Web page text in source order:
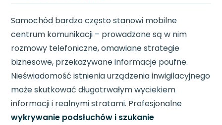
Samochód bardzo często stanowi mobilne
centrum komunikacji – prowadzone są w nim
rozmowy telefoniczne, omawiane strategie
biznesowe, przekazywane informacje poufne.
Nieświadomość istnienia urządzenia inwigilacyjnego
może skutkować długotrwałym wyciekiem
informacji i realnymi stratami. Profesjonalne
wykrywanie podsłuchów i szukanie